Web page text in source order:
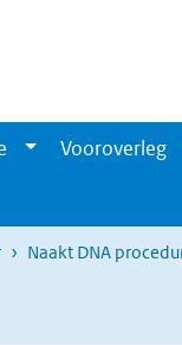
Vooroverleg
Naakt DNA